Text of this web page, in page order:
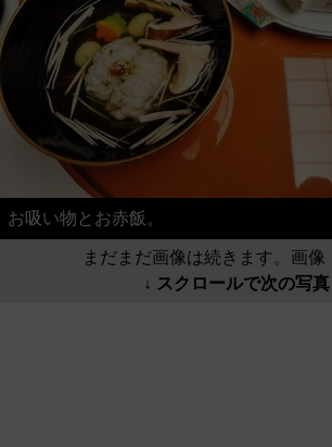
お吸い物とお赤飯。
まだまだ画像は続きます。画像
↓ スクロールで次の写真